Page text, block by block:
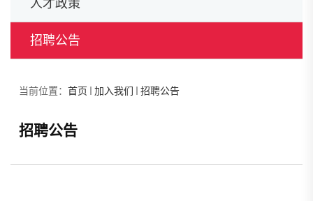
人才政策
招聘公告
当前位置： 首页 加入我们 招聘公告
招聘公告